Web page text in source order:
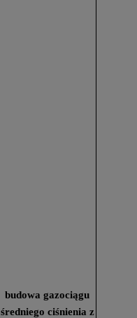
budowa gazociągu
średniego ciśnienia z